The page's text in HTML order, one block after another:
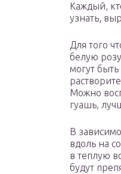
Каждый,
узнать,
Для того
белую
могут
Можно
гуашь,
В
вдоль на
в теплую
будут